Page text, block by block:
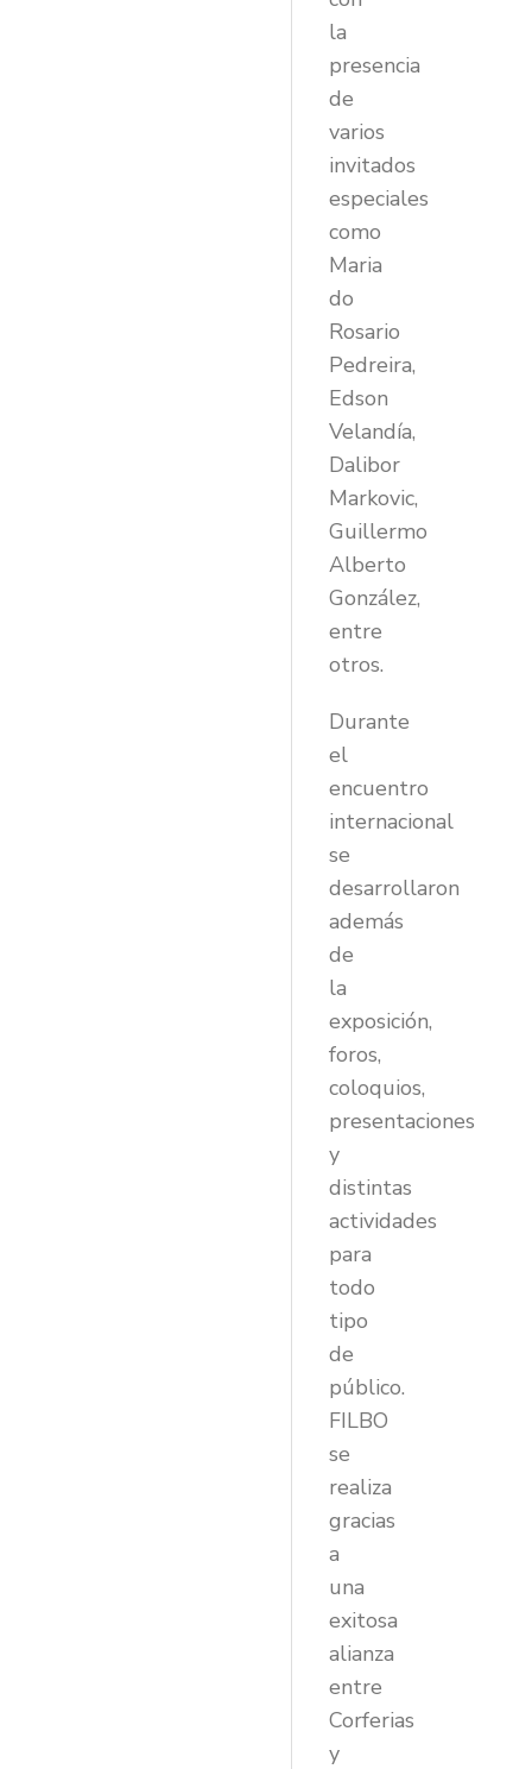
la
presencia
de
varios
invitados
especiales
como
Maria
do
Rosario
Pedreira,
Edson
Velandía,
Dalibor
Markovic,
Guillermo
Alberto
González,
entre
otros.
Durante
el
encuentro
internacional
se
desarrollaron
además
de
la
exposición,
foros,
coloquios,
presentaciones
y
distintas
actividades
para
todo
tipo
de
público.
FILBO
se
realiza
gracias
a
una
exitosa
alianza
entre
Corferias
y